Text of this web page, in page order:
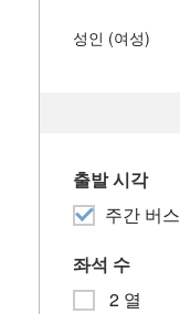
성인 (여성)
출발 시각
주간 버스
좌석 수
2 열